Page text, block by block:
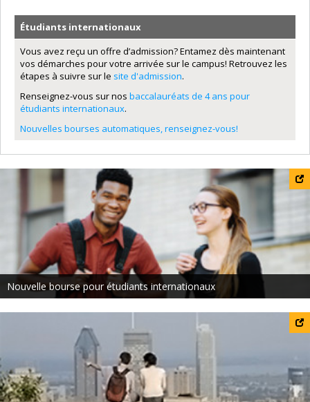
Étudiants internationaux
Vous avez reçu un offre d’admission? Entamez dès maintenant
vos démarches pour votre arrivée sur le campus! Retrouvez les
étapes à suivre sur le site d'admission.
Renseignez-vous sur nos baccalauréats de 4 ans pour
étudiants internationaux.
Nouvelles bourses automatiques, renseignez-vous!
Nouvelle bourse pour étudiants internationaux